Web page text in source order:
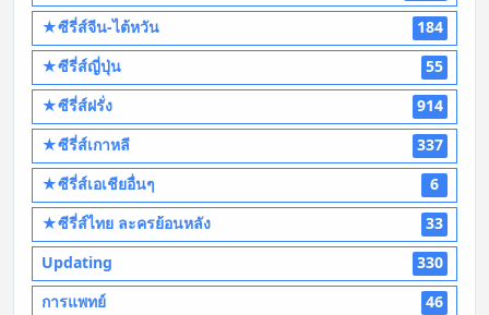
★ซีรี่ส์จีน-ไต้หวัน
184
★ซีรี่ส์ญี่ปุ่น
55
★ซีรี่ส์ฝรั่ง
914
★ซีรี่ส์เกาหลี
337
★ซีรี่ส์เอเชียอื่นๆ
6
★ซีรี่ส์ไทย ละครย้อนหลัง
33
Updating
330
การแพทย์
46